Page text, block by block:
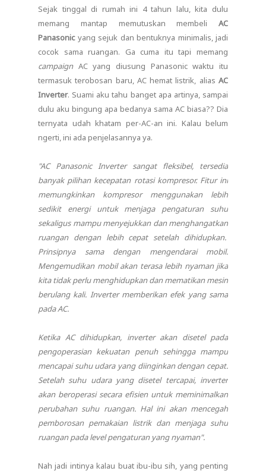
Sejak tinggal di rumah ini 4 tahun lalu, kita dulu
memang mantap memutuskan membeli AC
Panasonicyang sejuk dan bentuknya minimalis, jadi
cocok sama ruangan. Ga cuma itu tapi memang
campaignAC yang diusung Panasonic waktu itu
termasuk terobosan baru, AC hemat listrik, alias AC
Inverter. Suami aku tahu banget apa artinya, sampai
dulu aku bingung apa bedanya sama AC biasa?? Dia
ternyata udah khatam per-AC-an ini. Kalau belum
ngerti, ini ada penjelasannya ya.
"AC Panasonic Inverter sangat fleksibel, tersedia
banyak pilihan kecepatan rotasi kompresor. Fitur ini
memungkinkan kompresor menggunakan lebih
sedikit energi untuk menjaga pengaturan suhu
sekaligus mampu menyejukkan dan menghangatkan
ruangan dengan lebih cepat setelah dihidupkan.
Prinsipnya sama dengan mengendarai mobil.
Mengemudikan mobil akan terasa lebih nyaman jika
kita tidak perlu menghidupkan dan mematikan mesin
berulang kali. Inverter memberikan efek yang sama
pada AC.
Ketika AC dihidupkan, inverter akan disetel pada
pengoperasian kekuatan penuh sehingga mampu
mencapai suhu udara yang diinginkan dengan cepat.
Setelah suhu udara yang disetel tercapai, inverter
akan beroperasi secara efisien untuk meminimalkan
perubahan suhu ruangan. Hal ini akan mencegah
pemborosan pemakaian listrik dan menjaga suhu
ruangan pada level pengaturan yang nyaman".
Nah jadi intinya kalau buat ibu-ibu sih, yang penting